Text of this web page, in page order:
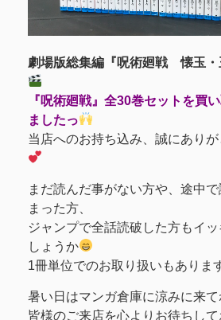
劇場版総集編『呪術廻戦 懐玉・
『呪術廻戦』全30巻セットを買
ましたっ
当店へのお持ち込み、誠にあり
まだ読んだ事がない方や、途中
まった方、
ジャンプで全話読破した方もイ
しょうか
1冊単位でのお取り扱いもありま
暑い日はマンガ倉庫に涼みに来て
皆様のご来店を心よりお待ちし